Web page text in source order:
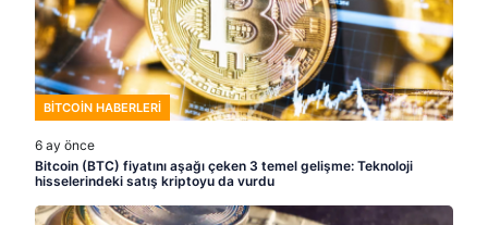
BITCOIN HABERLERI
6 ay önce
Bitcoin (BTC) fiyatını aşağı çeken 3 temel gelişme: Teknoloji
hisselerindeki satış kriptoyu da vurdu